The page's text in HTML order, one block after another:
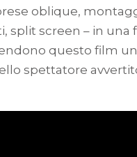
oblique,
split screen – in una
questo film
spettatore